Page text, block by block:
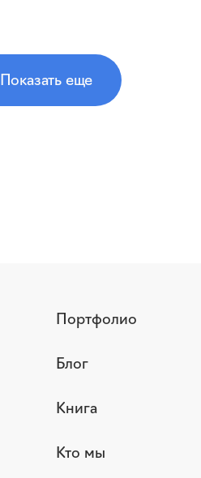
Показать еще
Портфолио
Блог
Книга
Кто мы